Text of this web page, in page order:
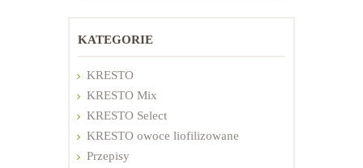
KATEGORIE
KRESTO
KRESTO Mix
KRESTO Select
KRESTO owoce liofilizowane
Przepisy